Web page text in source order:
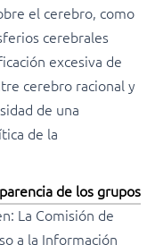
el cerebro, como
cerebrales
excesiva de
cerebro racional y
de una
de la
de los grupos
La Comisión de
a la Información